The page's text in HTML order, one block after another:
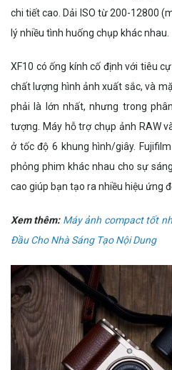
chi tiết cao. Dải ISO từ 200-12800
lý nhiều tình huống chụp khác nhau.
XF10 có ống kính cố định với tiêu
chất lượng hình ảnh xuất sắc, và
phải là lớn nhất, nhưng trong
tượng. Máy hỗ trợ chụp ảnh RAW
ở tốc độ 6 khung hình/giây.
phỏng phim khác nhau cho sự
cao giúp bạn tạo ra nhiều hiệu ứng
Xem thêm: Máy ảnh compact tốt
Đầu Cho Nhà Sáng Tạo Nội Dung